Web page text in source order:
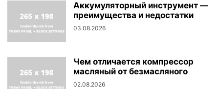
Аккумуляторный инструмент —
преимущества и недостатки
03.08.2026
Чем отличается компрессор
масляный от безмасляного
02.08.2026